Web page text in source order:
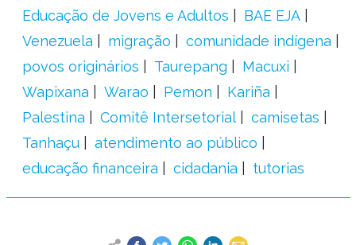
Educação de Jovens e Adultos
BAE EJA
Venezuela
migração
comunidade indígena
povos originários
Taurepang
Macuxi
Wapixana
Warao Pemon
Kariña
Palestina
Comitê Intersetorial
camisetas
Tanhaçu
atendimento ao público
educação financeira
cidadania tutorias